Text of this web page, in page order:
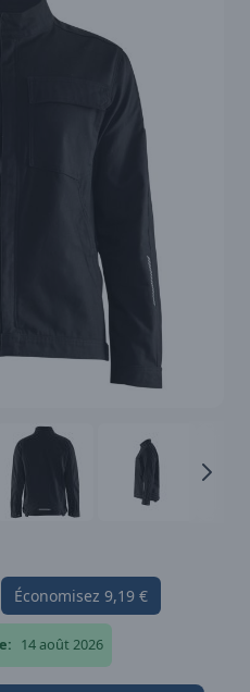
Économisez 9,19 €
14 août 2026